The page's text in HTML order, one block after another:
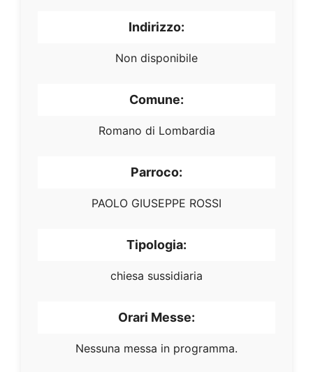
Indirizzo:
Non disponibile
Comune:
Romano di Lombardia
Parroco:
PAOLO GIUSEPPE ROSSI
Tipologia:
chiesa sussidiaria
Orari Messe:
Nessuna messa in programma.